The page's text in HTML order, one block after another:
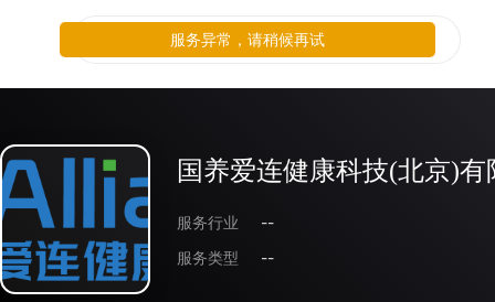
国养爱连健康科技(北京)有
服务行业
--
服务类型
--
服务异常，请稍候再试